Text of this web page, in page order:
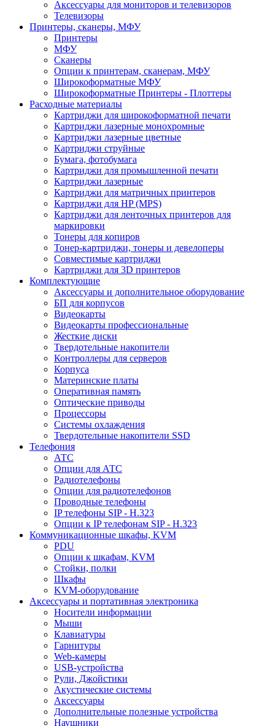
Аксессуары для мониторов и телевизоров
Телевизоры
Принтеры, сканеры, МФУ
Принтеры
МФУ
Сканеры
Опции к принтерам, сканерам, МФУ
Широкоформатные МФУ
Широкоформатные Принтеры - Плоттеры
Расходные материалы
Картриджи для широкоформатной печати
Картриджи лазерные монохромные
Картриджи лазерные цветные
Картриджи струйные
Бумага, фотобумага
Картриджи для промышленной печати
Картриджи лазерные
Картриджи для матричных принтеров
Картриджи для HP (MPS)
Картриджи для ленточных принтеров для
маркировки
Тонеры для копиров
Тонер-картриджи, тонеры и девелоперы
Совместимые картриджи
Картриджи для 3D принтеров
Комплектующие
Аксессуары и дополнительное оборудование
БП для корпусов
Видеокарты
Видеокарты профессиональные
Жесткие диски
Твердотельные накопители
Контроллеры для серверов
Корпуса
Материнские платы
Оперативная память
Оптические приводы
Процессоры
Системы охлаждения
Твердотельные накопители SSD
Телефония
АТС
Опции для АТС
Радиотелефоны
Опции для радиотелефонов
Проводные телефоны
IP телефоны SIP - H.323
Опции к IP телефонам SIP - H.323
Коммуникационные шкафы, KVM
PDU
Опции к шкафам, KVM
Стойки, полки
Шкафы
KVM-оборудование
Аксессуары и портативная электроника
Носители информации
Мыши
Клавиатуры
Гарнитуры
Web-камеры
USB-устройства
Рули, Джойстики
Акустические системы
Аксессуары
Дополнительные полезные устройства
Наушники